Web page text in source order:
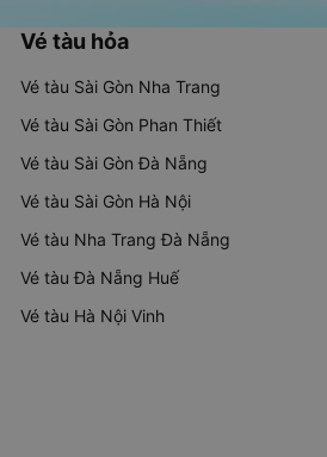
Vé tàu hỏa
Vé tàu Sài Gòn Nha Trang
Vé tàu Sài Gòn Phan Thiết
Vé tàu Sài Gòn Đà Nẵng
Vé tàu Sài Gòn Hà Nội
Vé tàu Nha Trang Đà Nẵng
Vé tàu Đà Nẵng Huế
Vé tàu Hà Nội Vinh